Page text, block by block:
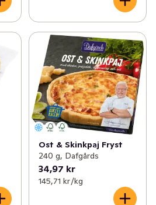
Ost & Skinkpaj Fryst
240 g, Dafgårds
34,97 kr
145,71 kr /kg